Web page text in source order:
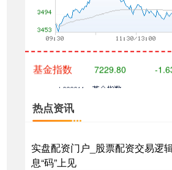
基金指数 7229.80 -
热点资讯
实盘配资门户_股票配资交易逻
息“码”上见